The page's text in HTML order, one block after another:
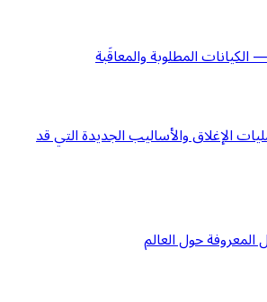
الإغلاق والأساليب الجديدة التي قد
حول العالم